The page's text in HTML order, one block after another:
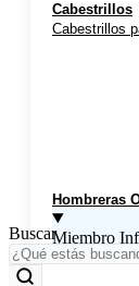
Cabestrillos
Cabestrillos
Hombreras
Miembro
Buscar